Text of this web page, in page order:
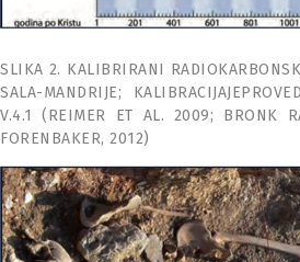
SLIKA 2. KALIBRIRANI
SALA-MANDRIJE;
V.4.1 (REIMER ET AL. 2009; BRONK
FORENBAKER, 2012)